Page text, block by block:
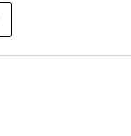
à
m² 2026